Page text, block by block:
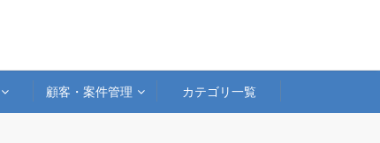
顧客・案件管理 カテゴリ一覧